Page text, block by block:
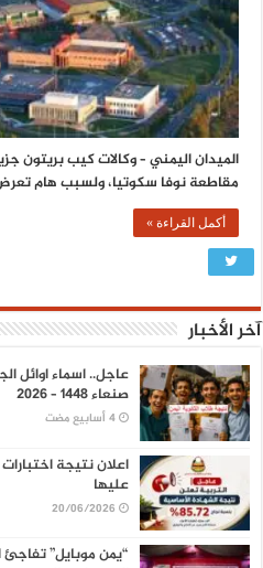
الميدان اليمني – وكالات كيب بريتون
مقاطعة نوفا سكوتيا، ولسبب هام
أكمل القراءة »
آخر الأخبار
عاجل.. اسماء اوائل
صنعاء 1448 – 2026
اعلان نتيجة
عليها
20/06/2026
“يمن موبايل”